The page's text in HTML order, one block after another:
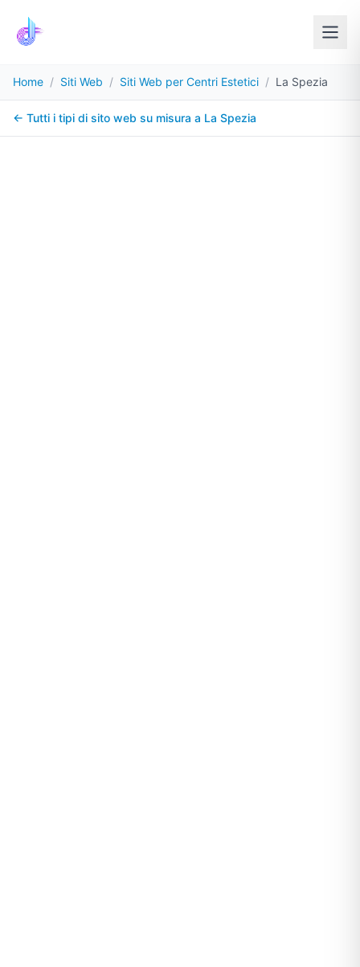
Home / Siti Web / Siti Web per Centri Estetici / La Spezia
← Tutti i tipi di sito web su misura a La Spezia